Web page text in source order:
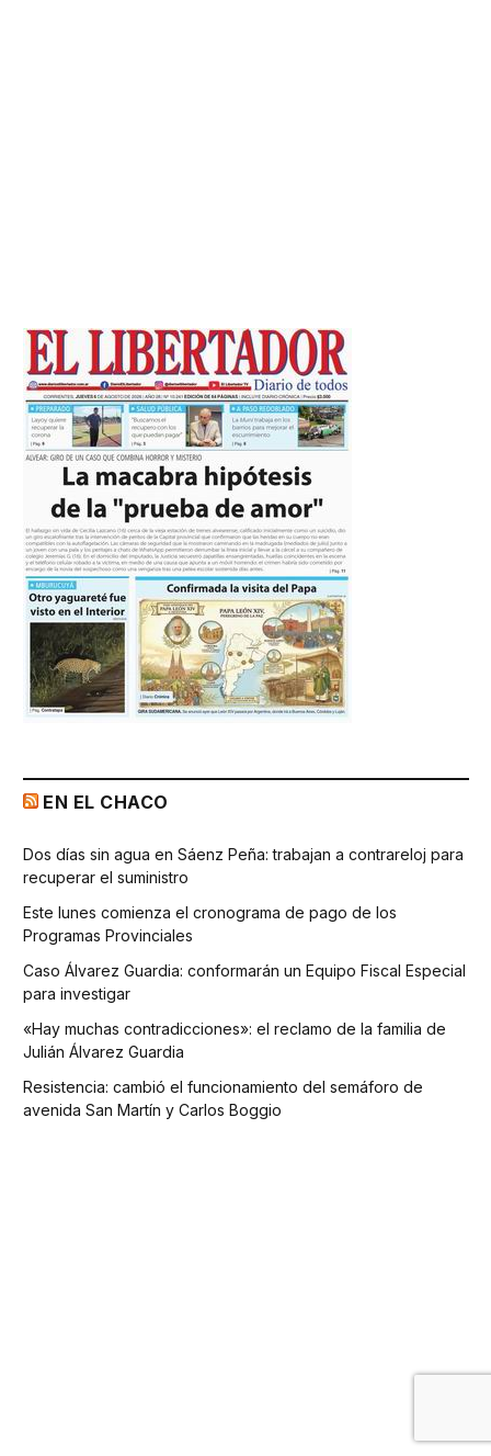
EN EL CHACO
Dos días sin agua en Sáenz Peña: trabajan a contrareloj para
recuperar el suministro
Este lunes comienza el cronograma de pago de los
Programas Provinciales
Caso Álvarez Guardia: conformarán un Equipo Fiscal Especial
para investigar
«Hay muchas contradicciones»: el reclamo de la familia de
Julián Álvarez Guardia
Resistencia: cambió el funcionamiento del semáforo de
avenida San Martín y Carlos Boggio